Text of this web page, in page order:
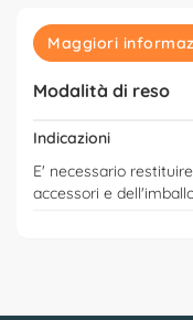
Maggiori
Modalità di reso
Indicazioni
E' necessario
accessori e